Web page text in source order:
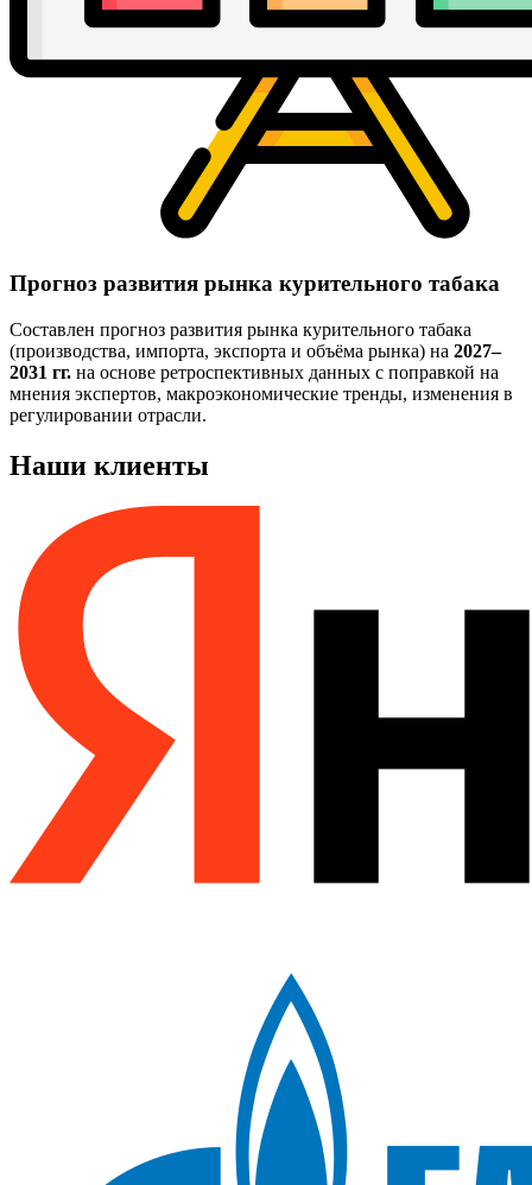
Прогноз развития рынка курительного табака
Составлен прогноз развития рынка курительного табака
(производства, импорта, экспорта и объёма рынка) на 2027–
2031 гг. на основе ретроспективных данных с поправкой на
мнения экспертов, макроэкономические тренды, изменения в
регулировании отрасли.
Наши клиенты